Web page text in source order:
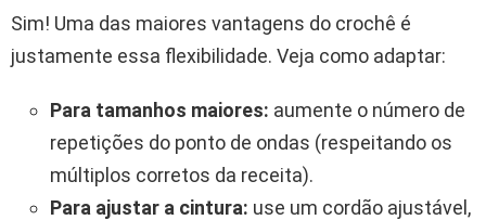
Sim! Uma das maiores vantagens do crochê é
justamente essa flexibilidade. Veja como adaptar:
Para tamanhos maiores: aumente o número de
repetições do ponto de ondas (respeitando os
múltiplos corretos da receita).
Para ajustar a cintura: use um cordão ajustável,